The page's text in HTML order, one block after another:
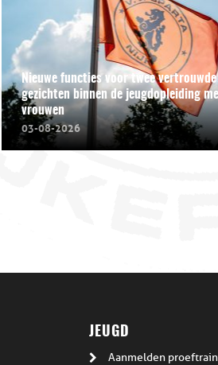
Nieuwe functies voor twee vertrouwde
gezichten binnen de jeugdopleiding
vrouwen
03-08-2026
JEUGD
Aanmelden